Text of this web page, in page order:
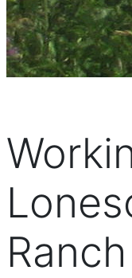
Ranch